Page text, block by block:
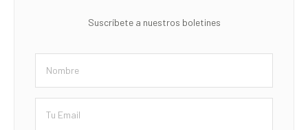
Suscríbete a nuestros boletines